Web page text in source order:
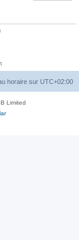
horaire sur UTC+02:00
Limited